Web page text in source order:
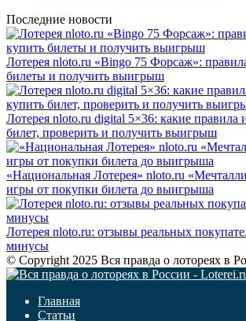
Последние новости
Лотерея nloto.ru «Bingo 75 Форсаж»:
билеты и получить выигрыш
Лотерея nloto.ru digital 5×36: какие правила
билет, проверить и получить выигрыш
«Национальная Лотерея» nloto.ru
игры от покупки билета до выигрыша
Лотерея nloto.ru: отзывы реальных
минусы
© Copyright 2025 Вся правда о лотореях в
Главная
Статьи